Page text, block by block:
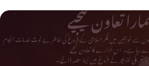
تعاون کیجیے
سے خواتین میں فکر اسلامی کے فروغ کی خاطر بے لوث خدمات انجام
رہا ہے۔ اس ادارے کا تعاون کیجیے
تحریکی لٹریچر کے فروغ میں اپنا حصہ ڈالیے۔